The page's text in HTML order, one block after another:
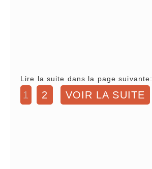
Lire la suite dans la page suivante:
1 2 VOIR LA SUITE